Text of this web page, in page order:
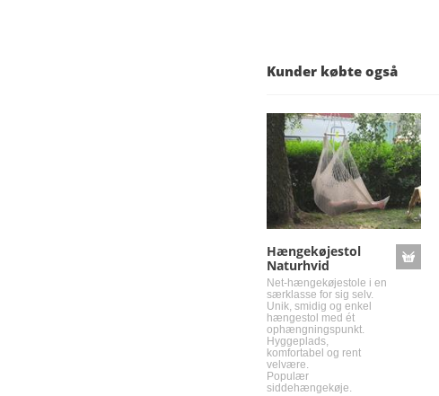
Kunder købte også
Hængekøjestol
Naturhvid
Net-hængekøjestole i en
særklasse for sig selv.
Unik, smidig og enkel
hængestol med ét
ophængningspunkt.
Hyggeplads,
komfortabel og rent
velvære.
Populær
siddehængekøje.